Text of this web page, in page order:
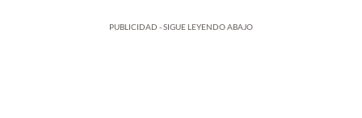
PUBLICIDAD - SIGUE LEYENDO ABAJO